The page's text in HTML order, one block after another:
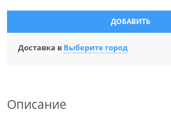
ДОБАВИТЬ
Доставка в Выберите город
Описание